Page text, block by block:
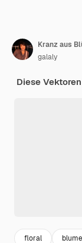
Kranz aus
galaly
Diese
floral